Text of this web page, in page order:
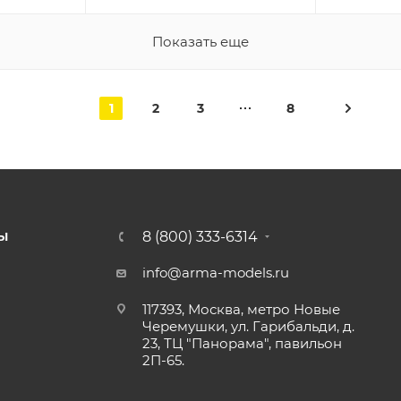
Показать еще
1 2 3 8
8 (800) 333-6314
info@arma-models.ru
117393, Москва, метро Новые
Черемушки, ул. Гарибальди, д.
23, ТЦ "Панорама", павильон
2П-65.